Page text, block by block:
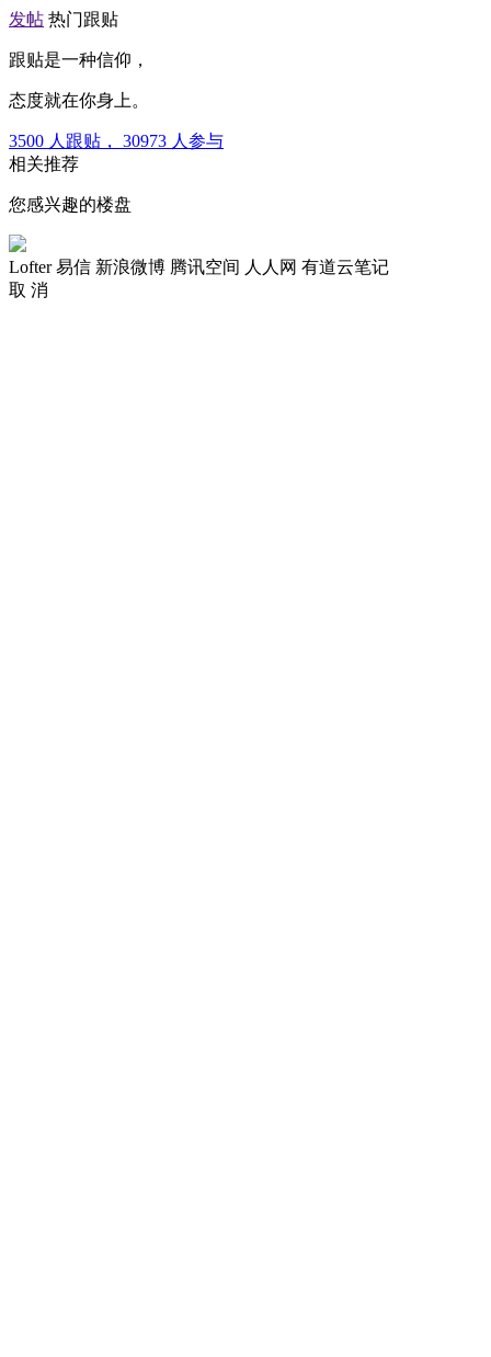
发帖 热门跟贴
跟贴是一种信仰，
态度就在你身上。
3500 人跟贴， 30973 人参与
相关推荐
您感兴趣的楼盘
Lofter 易信 新浪微博 腾讯空间 人人网 有道云笔记
取 消